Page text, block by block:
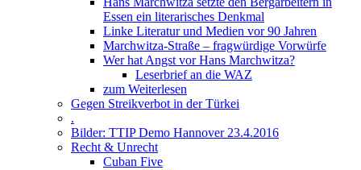
Essen ein literarisches Denkmal
Linke Literatur und Medien vor 90 Jahren
Marchwitza-Straße – fragwürdige Vorwürfe
Wer hat Angst vor Hans Marchwitza?
Leserbrief an die WAZ
zum Weiterlesen
Gegen Streikverbot in der Türkei
.
Bilder: TTIP Demo Hannover 23.4.2016
Recht & Unrecht
Cuban Five